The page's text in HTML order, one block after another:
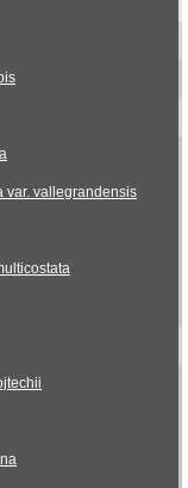
var. vallegrandensis